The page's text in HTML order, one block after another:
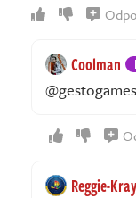
Coolman
Reggie-Kray